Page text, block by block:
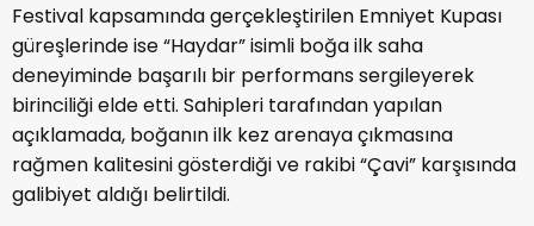
Festival kapsamında gerçekleştirilen Emniyet Kupası
güreşlerinde ise “Haydar” isimli boğa ilk saha
deneyiminde başarılı bir performans sergileyerek
birinciliği elde etti. Sahipleri tarafından yapılan
açıklamada, boğanın ilk kez arenaya çıkmasına
rağmen kalitesini gösterdiği ve rakibi “Çavi” karşısında
galibiyet aldığı belirtildi.